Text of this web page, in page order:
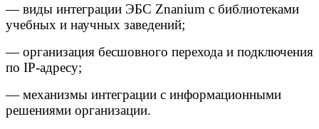
— виды интеграции ЭБС Znanium с библиотеками
учебных и научных заведений;
— организация бесшовного перехода и подключения
по IP-адресу;
— механизмы интеграции с информационными
решениями организации.